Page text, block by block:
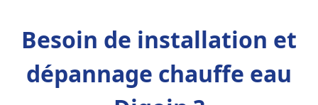
Besoin de installation et
dépannage chauffe eau